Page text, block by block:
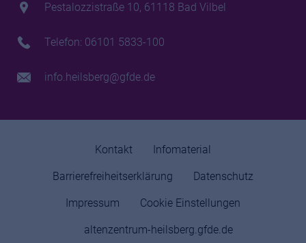
Pestalozzistraße 10, 61118 Bad Vilbel
Telefon: 06101 5833-100
info.heilsberg@gfde.de
Kontakt Infomaterial
Barrierefreiheitserklärung Datenschutz
Impressum Cookie Einstellungen
altenzentrum-heilsberg.gfde.de